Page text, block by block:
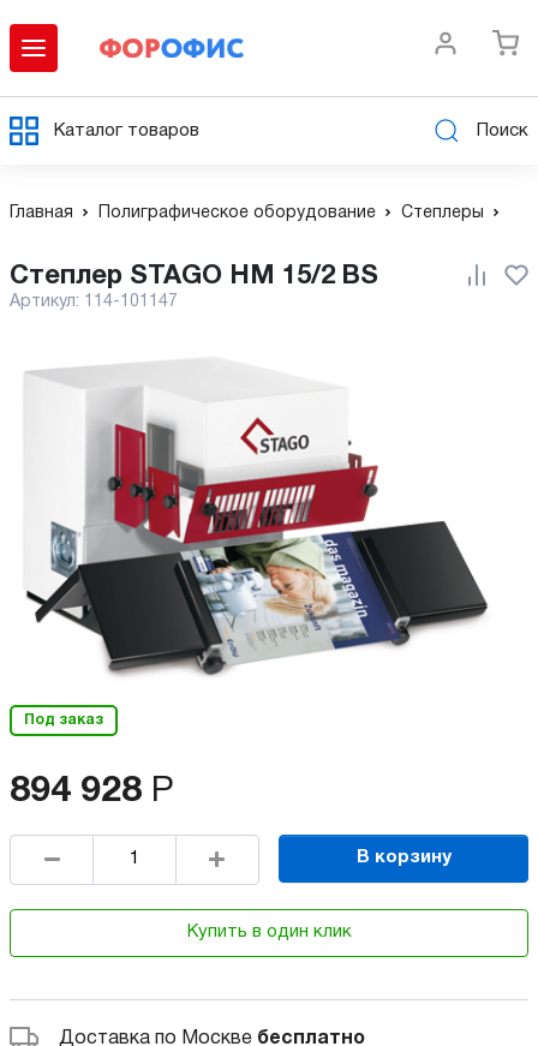
Каталог товаров Поиск
Главная Полиграфическое оборудование Степлеры
Степлер STAGO HM 15/2 BS
Артикул: 114-101147
Под заказ
894 928 Р
В корзину
Купить в один клик
Доставка по Москве бесплатно